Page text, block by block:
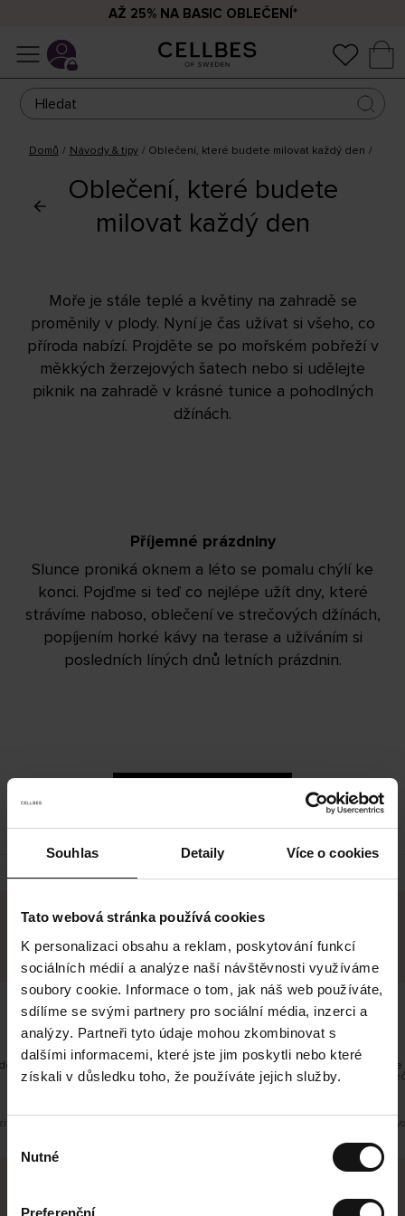
Souhlas Detaily Více o cookies
Tato webová stránka používá cookies
K personalizaci obsahu a reklam, poskytování funkcí
sociálních médií a analýze naší návštěvnosti využíváme
soubory cookie. Informace o tom, jak náš web používáte,
sdílíme se svými partnery pro sociální média, inzerci a
analýzy. Partneři tyto údaje mohou zkombinovat s
dalšími informacemi, které jste jim poskytli nebo které
získali v důsledku toho, že používáte jejich služby.
Nutné
Preferenční
AŽ 25% NA BASIC OBLEČENÍ*
Domů Návody & tipy Oblečení, které budete milovat každý den
Oblečení, které budete
milovat každý den
Moře je stále teplé a květiny na zahradě se
proměnily v plody. Nyní je čas užívat si všeho, co
příroda nabízí. Projděte se po mořském pobřeží v
měkkých žerzejových šatech nebo si udělejte
piknik na zahradě v krásné tunice a pohodlných
džínách.
Příjemné prázdniny
Slunce proniká oknem a léto se pomalu chýlí ke
konci. Pojďme si teď co nejlépe užít dny, které
strávíme naboso, oblečení ve strečových džínách,
popíjením horké kávy na terase a užíváním si
posledních líných dnů letních prázdnin.
Hodnocení našich zákazníků
4.43/5 592 Hodnocení
ř
e
ý
z
á
z
KUPUJÍCÍ
19.07.2026
původní verzi.
Inese J
05.08.2026
Dodání zboží je obvykle
vrácení zboží je
pracovních dnů.
Toto je překlad. Zobrazit